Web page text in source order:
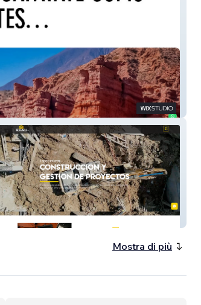
Empresa Constructora
Mostra di più